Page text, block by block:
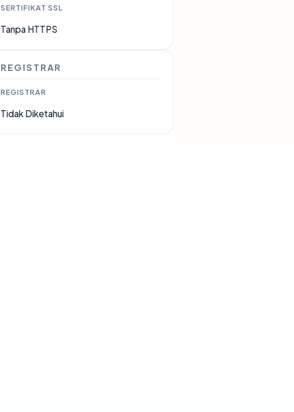
SERTIFIKAT SSL
Tanpa HTTPS
REGISTRAR
REGISTRAR
Tidak Diketahui